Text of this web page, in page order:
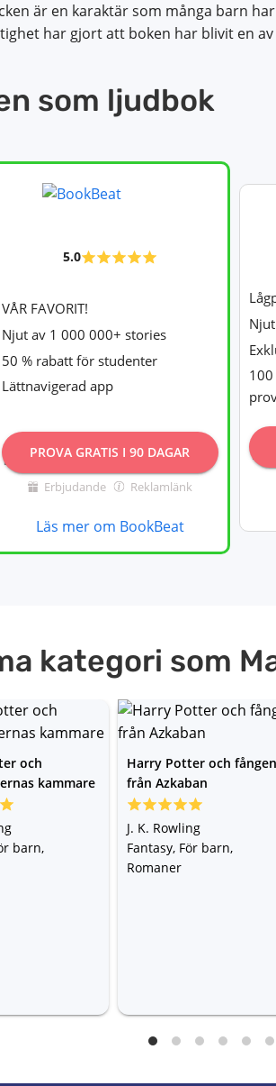
är en karaktär som många barn
har gjort att boken har blivit en
som ljudbok
5.0
VÅR FAVORIT!
Njut av 1 000 000+ stories
50 % rabatt för studenter
Lättnavigerad app
PROVA GRATIS I 90 DAGAR
Erbjudande Reklamlänk
Läs mer om BookBeat
kategori som
och
kammare
barn,
Harry Potter och fången
från Azkaban
J. K. Rowling
Fantasy, För barn,
Romaner